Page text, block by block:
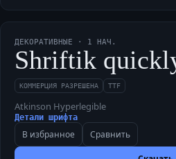
ДЕКОРАТИВНЫЕ · 1 НАЧ.
Shriftik
КОММЕРЦИЯ РАЗРЕШЕНА TTF
Atkinson Hyperlegible
Детали шрифта
В избранное Сравнить